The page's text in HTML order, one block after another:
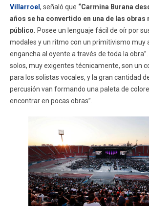
Villarroel , señaló que “Carmina Burana
años se ha convertido en una de las obras
público. Posee un lenguaje fácil de oír por
modales y un ritmo con un primitivismo muy
engancha al oyente a través de toda la
solos, muy exigentes técnicamente, son un
para los solistas vocales, y la gran cantidad
percusión van formando una paleta de
encontrar en pocas obras”.